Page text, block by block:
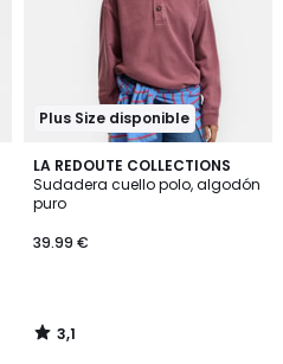
Plus Size disponible
LA REDOUTE COLLECTIONS
Sudadera cuello polo, algodón
puro
39.99 €
3,1
/
5
3,1
/